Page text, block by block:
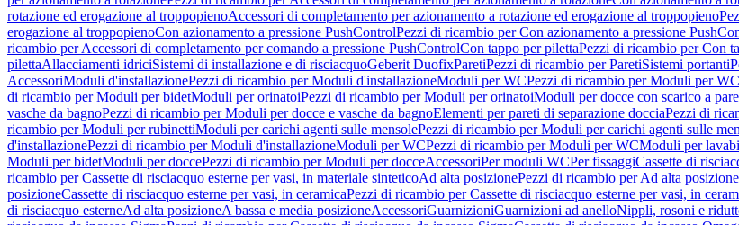
rotazione ed erogazione al troppopienoAccessori di completamento per azionamento a rotazione ed erogazione al troppopieno
erogazione al troppopienoCon azionamento a pressione PushControlPezzi di ricambio per Con azionamento a pressione
ricambio per Accessori di completamento per comando a pressione PushControlCon tappo per pilettaPezzi di ricambio per Con
pilettaAllacciamenti idriciSistemi di installazione e di risciacquoGeberit DuofixParetiPezzi di ricambio per ParetiSistemi portanti
AccessoriModuli d'installazionePezzi di ricambio per Moduli d'installazioneModuli per WCPezzi di ricambio per Moduli per WC
di ricambio per Moduli per bidetModuli per orinatoiPezzi di ricambio per Moduli per orinatoiModuli per docce con scarico a
vasche da bagnoPezzi di ricambio per Moduli per docce e vasche da bagnoElementi per pareti di separazione docciaPezzi di
ricambio per Moduli per rubinettiModuli per carichi agenti sulle mensolePezzi di ricambio per Moduli per carichi agenti sulle
d'installazionePezzi di ricambio per Moduli d'installazioneModuli per WCPezzi di ricambio per Moduli per WCModuli per lavabi
Moduli per bidetModuli per doccePezzi di ricambio per Moduli per docceAccessoriPer moduli WCPer fissaggiCassette di
ricambio per Cassette di risciacquo esterne per vasi, in materiale sinteticoAd alta posizionePezzi di ricambio per Ad alta posizione
posizioneCassette di risciacquo esterne per vasi, in ceramicaPezzi di ricambio per Cassette di risciacquo esterne per vasi, in
di risciacquo esterneAd alta posizioneA bassa e media posizioneAccessoriGuarnizioniGuarnizioni ad anelloNippli, rosoni e